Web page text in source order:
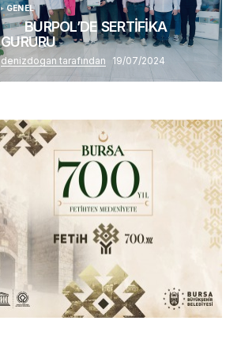
GENEL
BURPOL’DE SERTİFİKA
GURURU
denizdogan tarafından 19/07/2024